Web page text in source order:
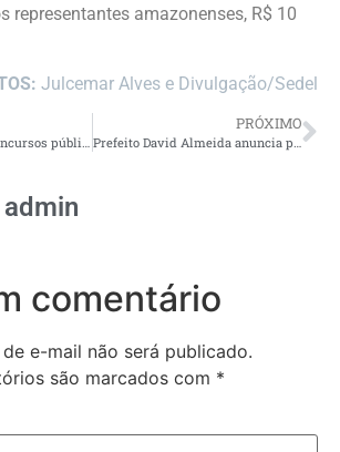
representantes amazonenses, R$ 10
Julcemar Alves e Divulgação/Sedel
Governo autoriza concursos públicos para Enap e Fundação Palmares
PRÓXIMO
Prefeito David Almeida anuncia permanência de quatro secretários em entrevista à rádio CBN
admin
comentário
e-mail não será publicado.
são marcados com *